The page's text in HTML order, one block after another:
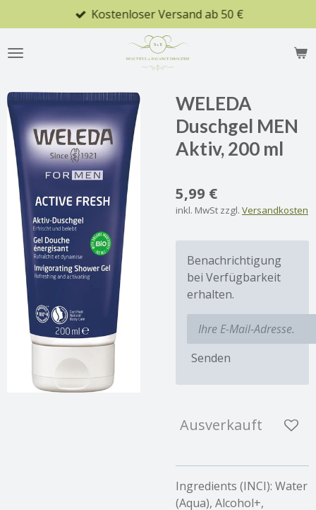
Hauptinhalt
springen
Kostenloser Versand ab 50 €
WELEDA
Duschgel MEN
Aktiv, 200 ml
5,99 €
inkl. MwSt zzgl. Versandkosten
Benachrichtigung
bei Verfügbarkeit
erhalten.
Senden
Ausverkauft
Ingredients (INCI): Water
(Aqua), Alcohol+,